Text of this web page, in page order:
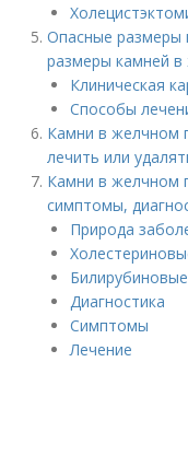
Опасные размеры
размеры камней
Клиническая
Способы
Камни в желчном
лечить или
Камни в желчном
симптомы,
Природа
Диагностика
Симптомы
Лечение